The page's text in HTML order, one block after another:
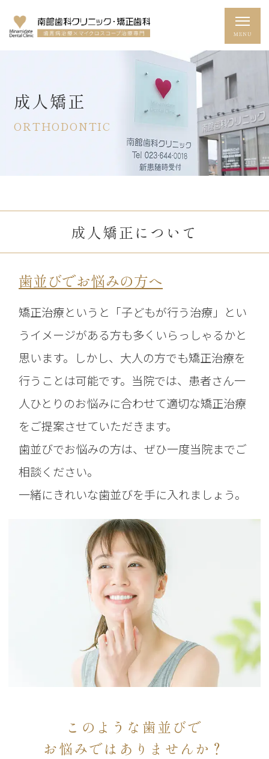
成人矯正
ORTHODONTIC
成人矯正について
歯並びでお悩みの方へ
矯正治療というと「子どもが行う治療」とい
うイメージがある方も多くいらっしゃるかと
思います。しかし、大人の方でも矯正治療を
行うことは可能です。当院では、患者さん一
人ひとりのお悩みに合わせて適切な矯正治療
をご提案させていただきます。
歯並びでお悩みの方は、ぜひ一度当院までご
相談ください。
一緒にきれいな歯並びを手に入れましょう。
このような歯並びで
お悩みではありませんか？